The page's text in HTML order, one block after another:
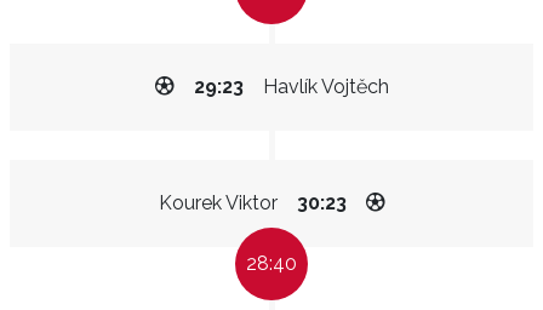
Havlík Vojtěch
29:23
Kourek Viktor 30:23
28:40